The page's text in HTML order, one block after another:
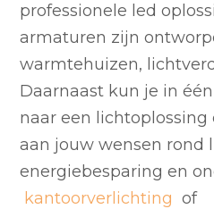
professionele led
armaturen zijn
warmtehuizen,
Daarnaast kun je in
naar een
aan jouw wensen rond
energiebesparing en
kantoorverlichting of